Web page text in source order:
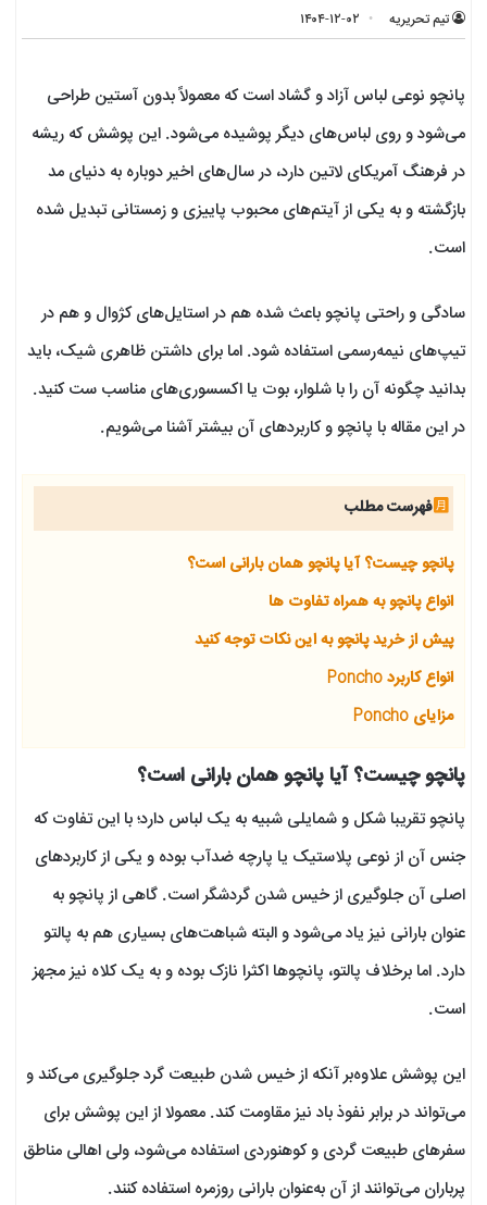
تیم تحریریه ۱۴۰۴-۱۲-۰۲
پانچو نوعی لباس آزاد و گشاد است که معمولاً بدون آستین طراحی
می‌شود و روی لباس‌های دیگر پوشیده می‌شود. این پوشش که ریشه
در فرهنگ آمریکای لاتین دارد، در سال‌های اخیر دوباره به دنیای مد
بازگشته و به یکی از آیتم‌های محبوب پاییزی و زمستانی تبدیل شده
است.
سادگی و راحتی پانچو باعث شده هم در استایل‌های کژوال و هم در
تیپ‌های نیمه‌رسمی استفاده شود. اما برای داشتن ظاهری شیک، باید
بدانید چگونه آن را با شلوار، بوت یا اکسسوری‌های مناسب ست کنید.
در این مقاله با پانچو و کاربردهای آن بیشتر آشنا می‌شویم.
فهرست مطلب
پانچو چیست؟ آیا پانچو همان بارانی است؟
انواع پانچو به همراه تفاوت ها
پیش از خرید پانچو به این نکات توجه کنید
انواع کاربرد Poncho
مزایای Poncho
پانچو چیست؟ آیا پانچو همان بارانی است؟
پانچو تقریبا شکل و شمایلی شبیه به یک لباس دارد؛ با این تفاوت که
جنس آن از نوعی پلاستیک یا پارچه ضدآب بوده و یکی از کاربردهای
اصلی آن جلوگیری از خیس شدن گردشگر است. گاهی از پانچو به
عنوان بارانی نیز یاد می‌شود و البته شباهت‌های بسیاری هم به پالتو
دارد. اما برخلاف پالتو، پانچوها اکثرا نازک بوده و به یک کلاه نیز مجهز
است.
این پوشش علاوه‌بر آنکه از خیس شدن طبیعت گرد جلوگیری می‌کند و
می‌تواند در برابر نفوذ باد نیز مقاومت کند. معمولا از این پوشش برای
سفرهای طبیعت گردی و کوهنوردی استفاده می‌شود، ولی اهالی مناطق
پرباران می‌توانند از آن به‌عنوان بارانی روزمره استفاده کنند.